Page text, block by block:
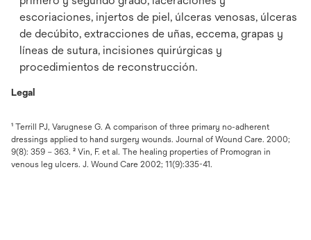
escoriaciones, injertos de piel, úlceras venosas, úlceras
de decúbito, extracciones de uñas, eccema, grapas y
líneas de sutura, incisiones quirúrgicas y
procedimientos de reconstrucción.
Legal
¹ Terrill PJ, Varugnese G. A comparison of three primary no-adherent
dressings applied to hand surgery wounds. Journal of Wound Care. 2000;
9(8): 359 – 363. ² Vin, F. et al. The healing properties of Promogran in
venous leg ulcers. J. Wound Care 2002; 11(9):335-41.